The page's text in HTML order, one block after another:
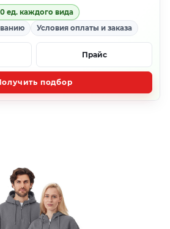
ед. каждого вида
Условия оплаты и заказа
Прайс
подбор